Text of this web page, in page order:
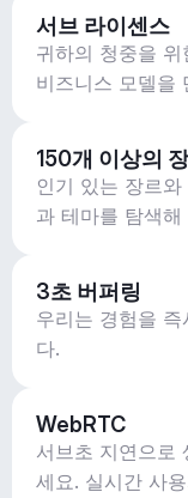
서브 라이센스
귀하의 청중을
비즈니스 모델을
150개 이상의
인기 있는 장르
과 테마를 탐색해
3초 버퍼링
우리는 경험을
다.
WebRTC
서브초 지연으로
세요. 실시간 사